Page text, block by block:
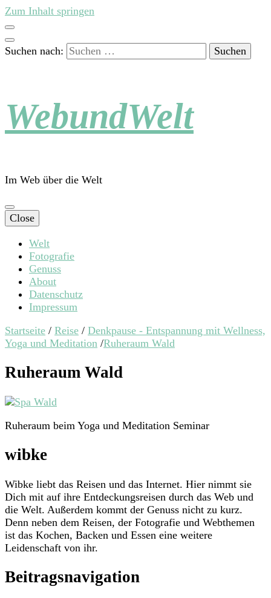
Zum Inhalt springen
Suchen nach:
WebundWelt
Im Web über die Welt
Close
Welt
Fotografie
Genuss
About
Datenschutz
Impressum
Startseite / Reise / Denkpause - Entspannung mit Wellness,
Yoga und Meditation /Ruheraum Wald
Ruheraum Wald
Ruheraum beim Yoga und Meditation Seminar
wibke
Wibke liebt das Reisen und das Internet. Hier nimmt sie
Dich mit auf ihre Entdeckungsreisen durch das Web und
die Welt. Außerdem kommt der Genuss nicht zu kurz.
Denn neben dem Reisen, der Fotografie und Webthemen
ist das Kochen, Backen und Essen eine weitere
Leidenschaft von ihr.
Beitragsnavigation